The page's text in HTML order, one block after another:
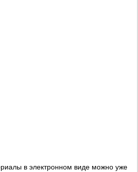
в электронном виде можно уже